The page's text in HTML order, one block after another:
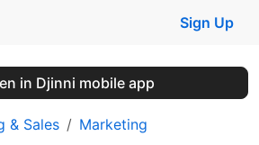
Sign Up
in Djinni mobile app
& Sales Marketing